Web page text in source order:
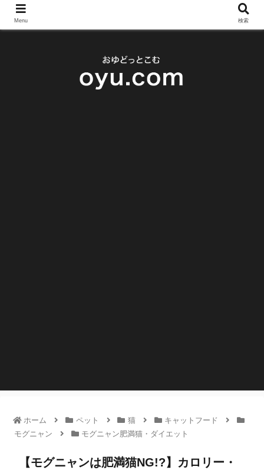
ホーム ペット 猫
キャットフード
モグニャン
モグニャン肥満猫・ダイエット
【モグニャンは肥満猫NG!?】カロリー・
Menu 検索